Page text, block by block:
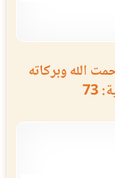
الله وبركاته